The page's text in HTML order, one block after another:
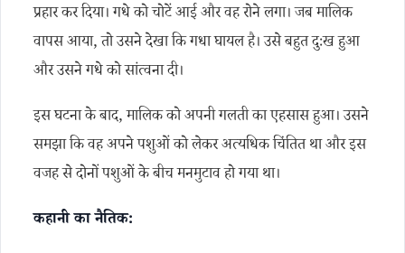
प्रहार कर दिया। गधे को चोटें आई और वह रोने लगा। जब मालिक
वापस आया, तो उसने देखा कि गधा घायल है। उसे बहुत दुःख हुआ
और उसने गधे को सांत्वना दी।
इस घटना के बाद, मालिक को अपनी गलती का एहसास हुआ। उसने
समझा कि वह अपने पशुओं को लेकर अत्यधिक चिंतित था और इस
वजह से दोनों पशुओं के बीच मनमुटाव हो गया था।
कहानी का नैतिक: